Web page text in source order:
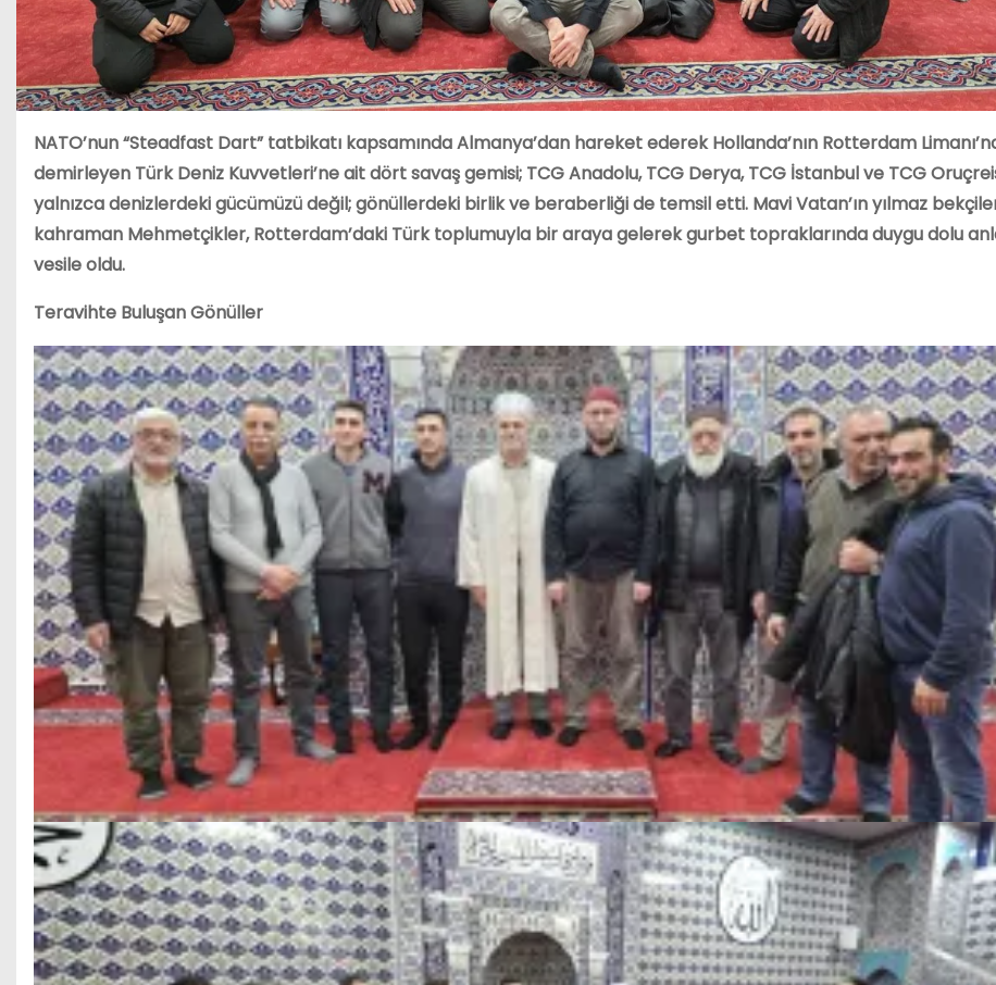
NATO’nun “Steadfast Dart” tatbikatı kapsamında Almanya’dan hareket ederek Hollanda’nın Rotterdam
demirleyen Türk Deniz Kuvvetleri’ne ait dört savaş gemisi; TCG Anadolu, TCG Derya, TCG İstanbul ve TCG
yalnızca denizlerdeki gücümüzü değil; gönüllerdeki birlik ve beraberliği de temsil etti. Mavi Vatan’ın yılmaz
kahraman Mehmetçikler, Rotterdam’daki Türk toplumuyla bir araya gelerek gurbet topraklarında duygu dolu
vesile oldu.
Teravihte Buluşan Gönüller